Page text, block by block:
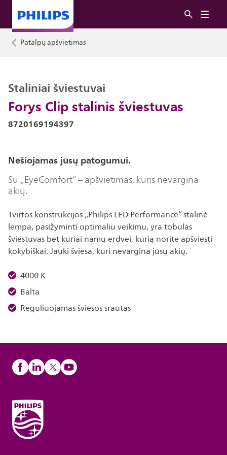
Patalpų apšvietimas
Forys Clip stalinis šviestuvas
Staliniai šviestuvai
8720169194397
Nešiojamas jūsų patogumui.
Su „EyeComfort“ – apšvietimas, kuris nevargina
akių.
Tvirtos konstrukcijos „Philips LED Performance“ stalinė
lempa, pasižyminti optimaliu veikimu, yra tobulas
šviestuvas bet kuriai namų erdvei, kurią norite apšviesti
kokybiškai. Jauki šviesa, kuri nevargina jūsų akių.
4000 K
Balta
Reguliuojamas šviesos srautas